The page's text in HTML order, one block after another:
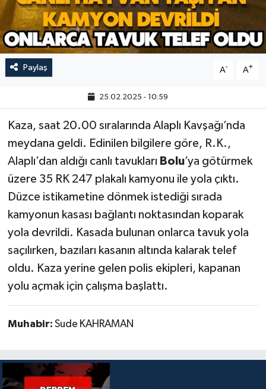
Paylaş A- A+
25.02.2025 - 10:59
Kaza, saat 20.00 sıralarında Alaplı Kavşağı’nda
meydana geldi. Edinilen bilgilere göre, R.K.,
Alaplı’dan aldığı canlı tavukları Bolu’ya götürmek
üzere 35 RK 247 plakalı kamyonu ile yola çıktı.
Düzce istikametine dönmek istediği sırada
kamyonun kasası bağlantı noktasından koparak
yola devrildi. Kasada bulunan onlarca tavuk yola
saçılırken, bazıları kasanın altında kalarak telef
oldu. Kaza yerine gelen polis ekipleri, kapanan
yolu açmak için çalışma başlattı.
Muhabir: Sude KAHRAMAN